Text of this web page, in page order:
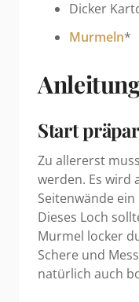
Dicker
Murmeln*
Start
Zu allererst
werden. Es wird
Seitenwände
Dieses Loch
Murmel locker
Schere und
natürlich auch